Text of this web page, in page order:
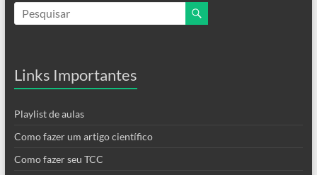
Links Importantes
Playlist de aulas
Como fazer um artigo científico
Como fazer seu TCC